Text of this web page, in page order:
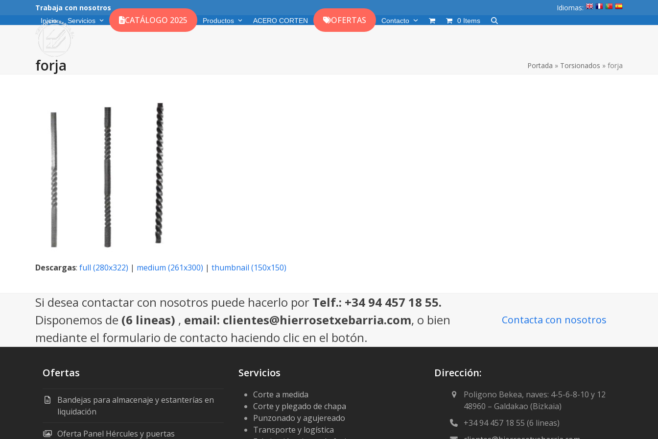
Trabaja con nosotros Idiomas:
Inicio Servicios CATÁLOGO 2025 Productos ACERO CORTEN OFERTAS Contacto 0 Items
forja Portada » Torsionados » forja
Descargas: full (280x322) | medium (261x300) | thumbnail (150x150)
Si desea contactar con nosotros puede hacerlo por Telf.: +34 94 457 18 55.
Disponemos de (6 lineas) , email: clientes@hierrosetxebarria.com, o bien
mediante el formulario de contacto haciendo clic en el botón.
Contacta con nosotros
Ofertas
Bandejas para almacenaje y estanterías en
liquidación
Oferta Panel Hércules y puertas
Servicios
Corte a medida
Corte y plegado de chapa
Punzonado y agujereado
Transporte y logística
Dirección:
Poligono Bekea, naves: 4-5-6-8-10 y 12
48960 – Galdakao (Bizkaia)
+34 94 457 18 55 (6 lineas)